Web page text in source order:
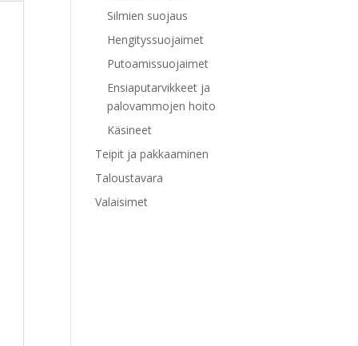
Silmien suojaus
Hengityssuojaimet
Putoamissuojaimet
Ensiaputarvikkeet ja
palovammojen hoito
Käsineet
Teipit ja pakkaaminen
Taloustavara
Valaisimet